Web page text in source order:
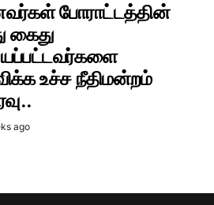
போராட்டத்தின்
கைது
உச்ச நீதிமன்றம்
ago